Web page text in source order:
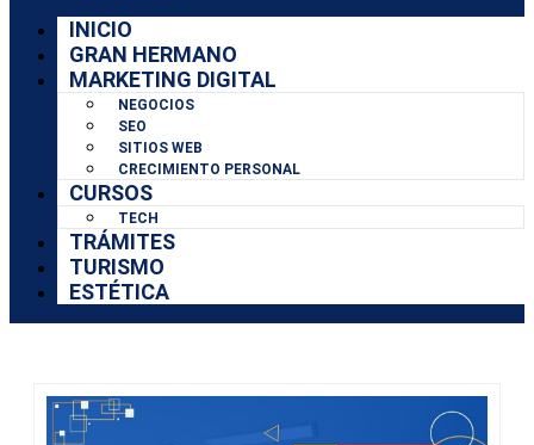
INICIO
GRAN HERMANO
MARKETING DIGITAL
NEGOCIOS
SEO
SITIOS WEB
CRECIMIENTO PERSONAL
CURSOS
TECH
TRÁMITES
TURISMO
ESTÉTICA